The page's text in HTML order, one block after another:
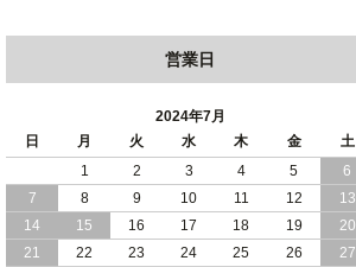
ワイトカラー 縦開き 日本製
全長190cm ショート丈 コンパクト 大容
量 収納力 の 跳ね上げ （ リフトアップ
） 式 ベッド 横開き 日本製
2024/05/27
日本製 大容量 収納 跳ね上げ式 リフト
アップ 横開き ヘッドボードレス ベッド
組立設置サービス付
営業日
2024年7月
日
月 火 水 木 金
土
1
2 3 4 5
6
7
8 9 10 11 12
13
14
15 16 17 18 19
20
21
22 23 24 25 26
27